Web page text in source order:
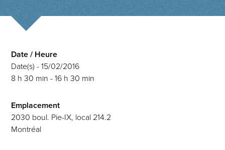
Date / Heure
Date(s) - 15/02/2016
8 h 30 min - 16 h 30 min
Emplacement
2030 boul. Pie-IX, local 214.2
Montréal